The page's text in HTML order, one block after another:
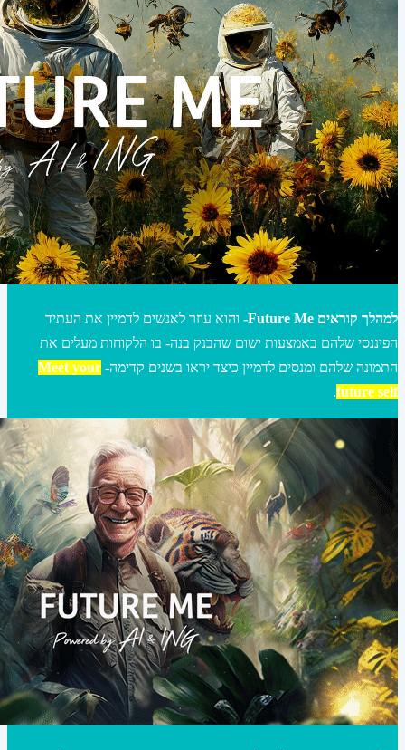
למהלך קוראים Future Me-
והוא עוזר לאנשים לדמיין את העתיד
הפיננסי שלהם באמצעות ישום שהבנק בנה- בו הלקוחות מעלים את
התמונה שלהם ומנסים לדמיין כיצד יראו בשנים קדימה- Meet your
future self
.